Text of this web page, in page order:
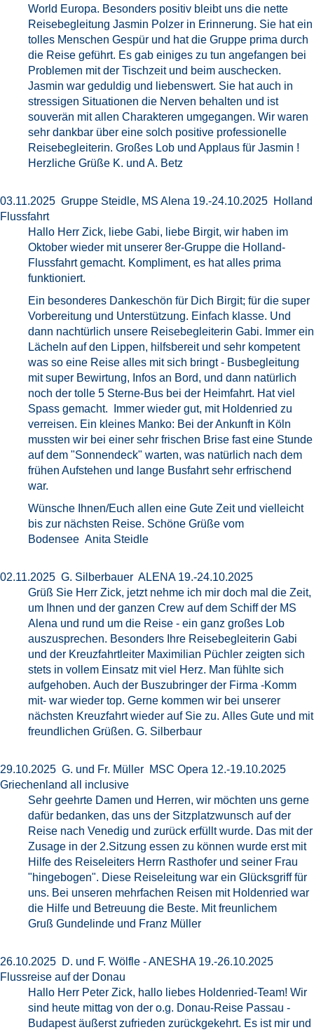
World Europa. Besonders positiv bleibt uns die nette
Reisebegleitung Jasmin Polzer in Erinnerung. Sie hat ein
tolles Menschen Gespür und hat die Gruppe prima durch
die Reise geführt. Es gab einiges zu tun angefangen bei
Problemen mit der Tischzeit und beim auschecken.
Jasmin war geduldig und liebenswert. Sie hat auch in
stressigen Situationen die Nerven behalten und ist
souverän mit allen Charakteren umgegangen. Wir waren
sehr dankbar über eine solch positive professionelle
Reisebegleiterin. Großes Lob und Applaus für Jasmin !
Herzliche Grüße K. und A. Betz
03.11.2025 Gruppe Steidle, MS Alena 19.-24.10.2025 Holland
Flussfahrt
Hallo Herr Zick, liebe Gabi, liebe Birgit, wir haben im
Oktober wieder mit unserer 8er-Gruppe die Holland-
Flussfahrt gemacht. Kompliment, es hat alles prima
funktioniert.
Ein besonderes Dankeschön für Dich Birgit; für die super
Vorbereitung und Unterstützung. Einfach klasse. Und
dann nachtürlich unsere Reisebegleiterin Gabi. Immer ein
Lächeln auf den Lippen, hilfsbereit und sehr kompetent
was so eine Reise alles mit sich bringt - Busbegleitung
mit super Bewirtung, Infos an Bord, und dann natürlich
noch der tolle 5 Sterne-Bus bei der Heimfahrt. Hat viel
Spass gemacht. Immer wieder gut, mit Holdenried zu
verreisen. Ein kleines Manko: Bei der Ankunft in Köln
mussten wir bei einer sehr frischen Brise fast eine Stunde
auf dem "Sonnendeck" warten, was natürlich nach dem
frühen Aufstehen und lange Busfahrt sehr erfrischend
war.
Wünsche Ihnen/Euch allen eine Gute Zeit und vielleicht
bis zur nächsten Reise. Schöne Grüße vom
Bodensee Anita Steidle
02.11.2025 G. Silberbauer ALENA 19.-24.10.2025
Grüß Sie Herr Zick, jetzt nehme ich mir doch mal die Zeit,
um Ihnen und der ganzen Crew auf dem Schiff der MS
Alena und rund um die Reise - ein ganz großes Lob
auszusprechen. Besonders Ihre Reisebegleiterin Gabi
und der Kreuzfahrtleiter Maximilian Püchler zeigten sich
stets in vollem Einsatz mit viel Herz. Man fühlte sich
aufgehoben. Auch der Buszubringer der Firma -Komm
mit- war wieder top. Gerne kommen wir bei unserer
nächsten Kreuzfahrt wieder auf Sie zu. Alles Gute und mit
freundlichen Grüßen. G. Silberbaur
29.10.2025 G. und Fr. Müller MSC Opera 12.-19.10.2025
Griechenland all inclusive
Sehr geehrte Damen und Herren, wir möchten uns gerne
dafür bedanken, das uns der Sitzplatzwunsch auf der
Reise nach Venedig und zurück erfüllt wurde. Das mit der
Zusage in der 2.Sitzung essen zu können wurde erst mit
Hilfe des Reiseleiters Herrn Rasthofer und seiner Frau
"hingebogen". Diese Reiseleitung war ein Glücksgriff für
uns. Bei unseren mehrfachen Reisen mit Holdenried war
die Hilfe und Betreuung die Beste. Mit freunlichem
Gruß Gundelinde und Franz Müller
26.10.2025 D. und F. Wölfle - ANESHA 19.-26.10.2025
Flussreise auf der Donau
Hallo Herr Peter Zick, hallo liebes Holdenried-Team! Wir
sind heute mittag von der o.g. Donau-Reise Passau -
Budapest äußerst zufrieden zurückgekehrt. Es ist mir und